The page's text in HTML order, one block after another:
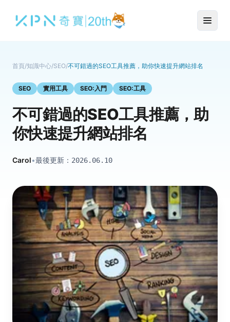
首頁/知識中心/SEO/不可錯過的SEO工具推薦，助你快速提升網站排名
SEO 實用工具 SEO:入門 SEO:工具
不可錯過的SEO工具推薦，助
你快速提升網站排名
Carol•最後更新： 2026.06.10